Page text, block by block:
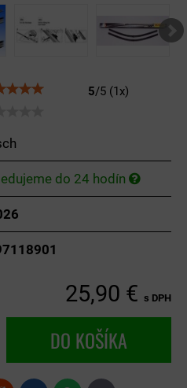
5/5 (1 x)
do 24 hodín
25,90 € s DPH
DO KOŠÍKA